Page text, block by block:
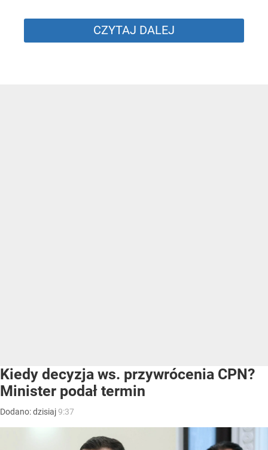
CZYTAJ DALEJ
Kiedy decyzja ws. przywrócenia CPN?
Minister podał termin
Dodano:dzisiaj9:37